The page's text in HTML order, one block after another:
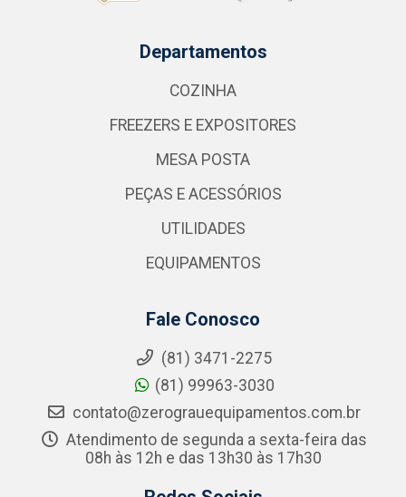
Departamentos
COZINHA
FREEZERS E EXPOSITORES
MESA POSTA
PEÇAS E ACESSÓRIOS
UTILIDADES
EQUIPAMENTOS
Fale Conosco
(81) 3471-2275
(81) 99963-3030
contato@zerograuequipamentos.com.br
Atendimento de segunda a sexta-feira das
08h às 12h e das 13h30 às 17h30